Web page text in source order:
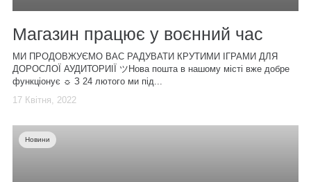
Магазин працює у воєнний час
МИ ПРОДОВЖУЄМО ВАС РАДУВАТИ КРУТИМИ ІГРАМИ ДЛЯ
ДОРОСЛОЇ АУДИТОРИІЇ ツНова пошта в нашому місті вже добре
функціонує ☼ З 24 лютого ми під...
17 Квітня, 2022
Новини